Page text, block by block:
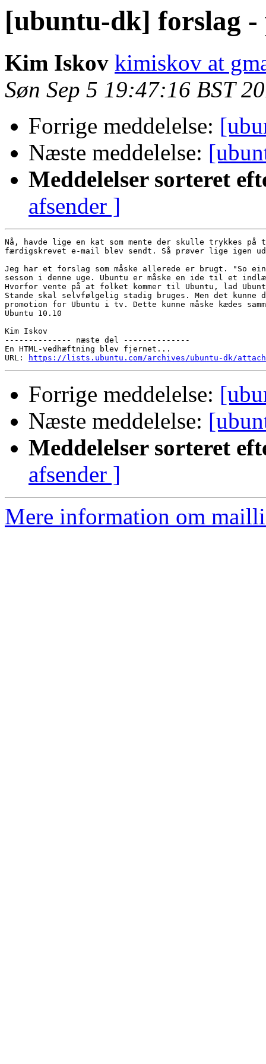
[ubuntu-dk] forslag -
Kim Iskov kimiskov at
Søn Sep 5 19:47:16 BST
Forrige meddelelse:
Næste meddelelse:
Meddelelser sorteret
afsender ]
Nå, havde lige en kat som mente der skulle trykkes på
færdigskrevet e-mail blev sendt. Så prøver lige igen
Jeg har et forslag som måske allerede er brugt. "So
sesson i denne uge. Ubuntu er måske en ide til et
Hvorfor vente på at folket kommer til Ubuntu, lad
Stande skal selvfølgelig stadig bruges. Men det kunne
promotion for Ubuntu i tv. Dette kunne måske kædes
Ubuntu 10.10
Kim Iskov
-------------- næste del --------------
En HTML-vedhæftning blev fjernet...
URL:
https://lists.ubuntu.com/archives/ubuntu-dk/
Forrige meddelelse:
Næste meddelelse:
Meddelelser sorteret
afsender ]
Mere information om